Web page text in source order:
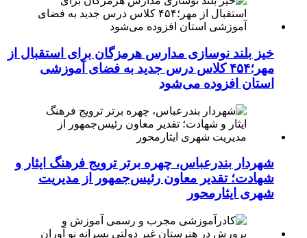
خیز بلند نوسازی مدارس هرمزگان برای استقبال از
مهر؛۴۵۴ کلاس درس جدید به فضای آموزشی
استان افزوده می‌شود
شهردار بندرعباس، چهره برتر ترویج فرهنگ ایثار و
شهادت؛ تقدیر معاون رئیس‌جمهور از مدیریت
شهری ایثارمحور